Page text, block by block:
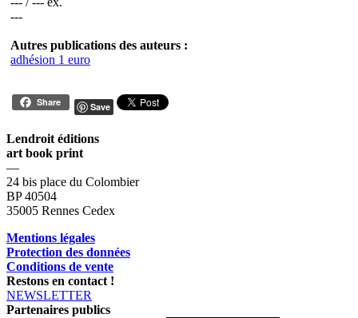
---
Autres publications des auteurs :
adhésion 1 euro
Share Save
Lendroit éditions
art book print
—
24 bis place du Colombier
BP 40504
35005 Rennes Cedex
Mentions légales
Protection des données
Conditions de vente
Restons en contact !
NEWSLETTER
Partenaires publics